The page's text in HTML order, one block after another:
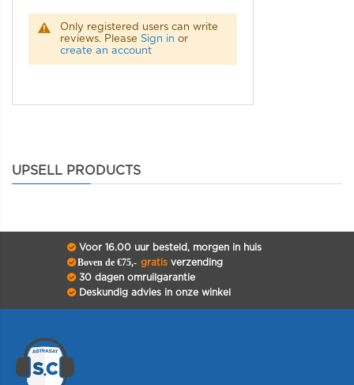
Only registered users can write
reviews. Please Sign in or
create an account
UPSELL PRODUCTS
Voor 16.00 uur besteld, morgen in huis
Boven de €75,- gratisverzending
30 dagen omruilgarantie
Deskundig advies in onze winkel